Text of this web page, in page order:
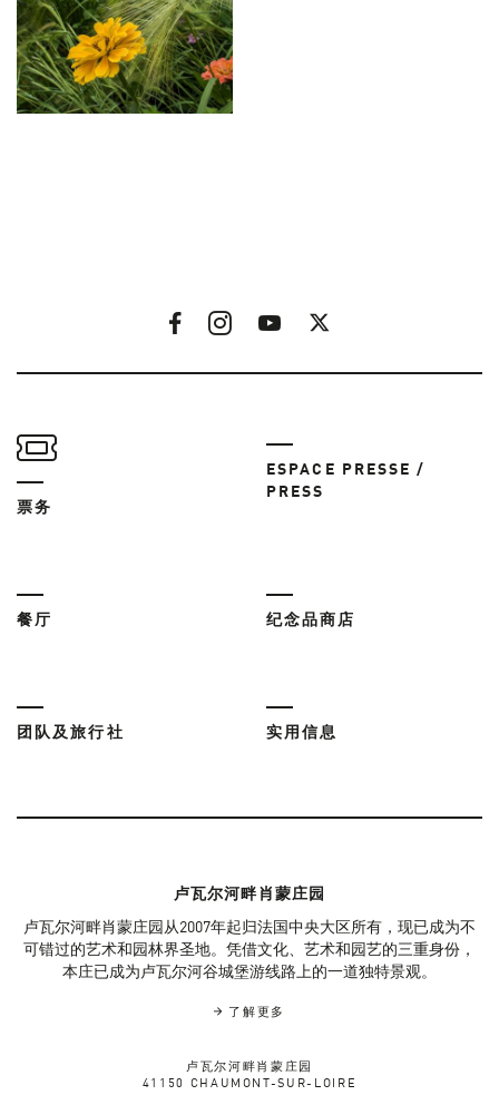
票务
ESPACE PRESSE /
PRESS
餐厅 纪念品商店
团队及旅行社 实用信息
卢瓦尔河畔肖蒙庄园
卢瓦尔河畔肖蒙庄园从2007年起归法国中央大区所有，现已成为不
可错过的艺术和园林界圣地。凭借文化、艺术和园艺的三重身份，
本庄已成为卢瓦尔河谷城堡游线路上的一道独特景观。
了解更多
卢瓦尔河畔肖蒙庄园
41150 CHAUMONT-SUR-LOIRE